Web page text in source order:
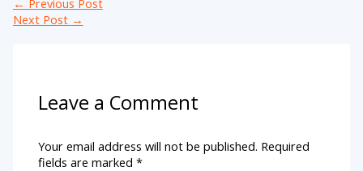
Next Post →
Leave a Comment
Your email address will not be published. Required
fields are marked*